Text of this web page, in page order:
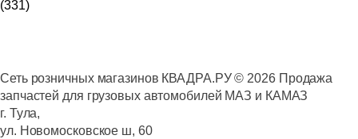
(331)
Сеть розничных магазинов КВАДРА.РУ © 2026Продажа
запчастей для грузовых автомобилей МАЗ и КАМАЗ
г. Тула,
ул. Новомосковское ш, 60